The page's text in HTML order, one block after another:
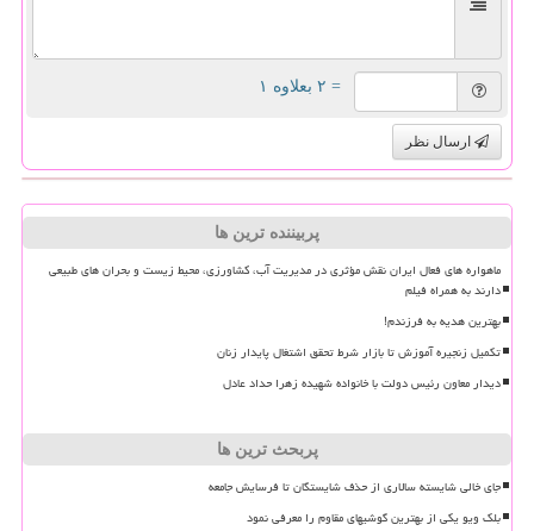
= ۲ بعلاوه ۱
ارسال نظر
پربیننده ترین ها
ماهواره های فعال ایران نقش مؤثری در مدیریت آب، کشاورزی، محیط زیست و بحران های طبیعی
دارند به همراه فیلم
بهترین هدیه به فرزندم!
تکمیل زنجیره آموزش تا بازار شرط تحقق اشتغال پایدار زنان
دیدار معاون رئیس دولت با خانواده شهیده زهرا حداد عادل
پربحث ترین ها
جای خالی شایسته سالاری از حذف شایستگان تا فرسایش جامعه
بلک ویو یکی از بهترین گوشیهای مقاوم را معرفی نمود